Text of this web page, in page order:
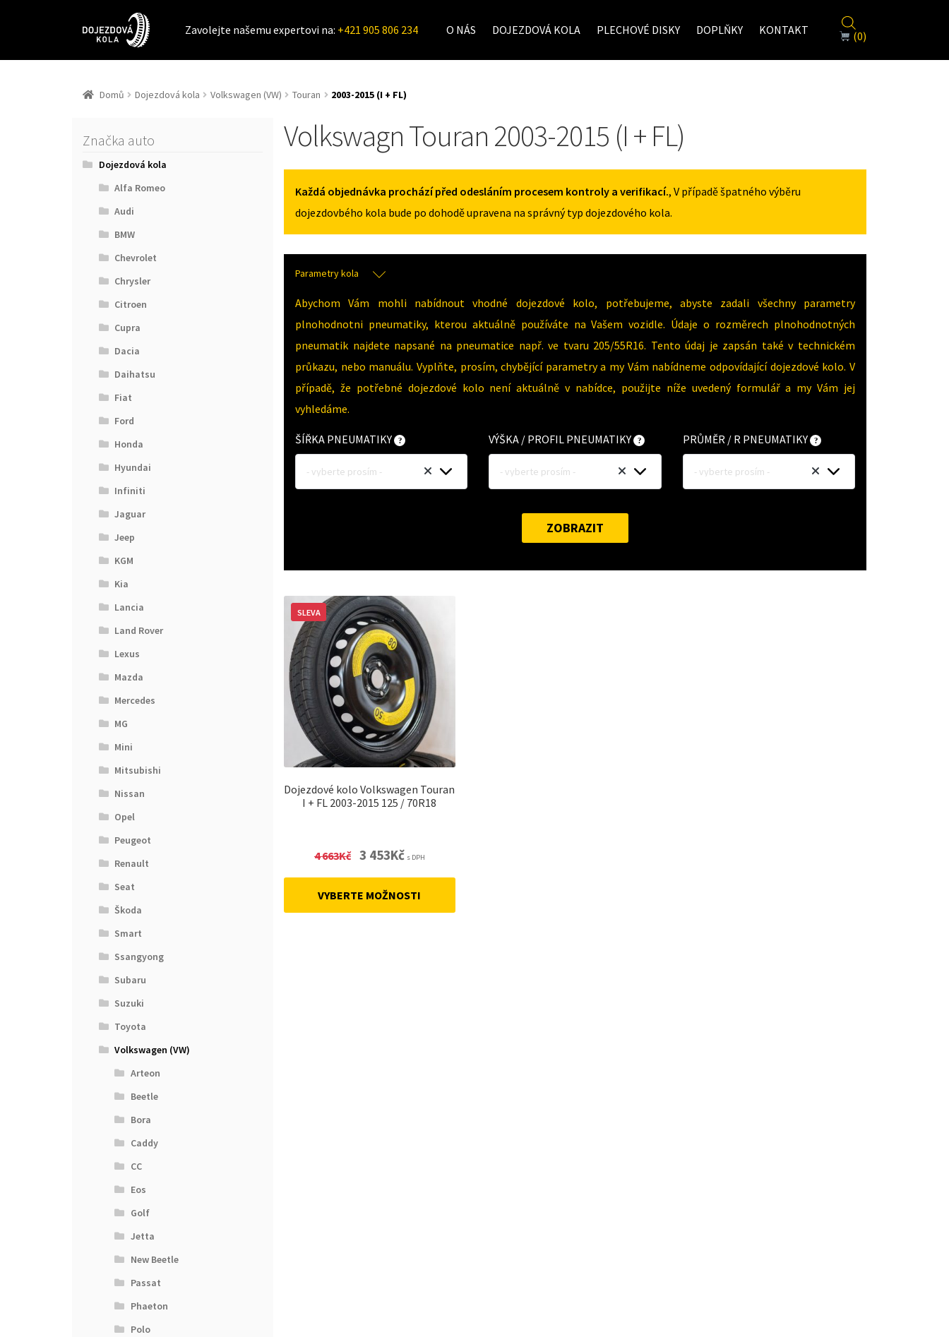
Zavolejte našemu expertovi na: +421 905 806 234 O NÁS DOJEZDOVÁ KOLA PLECHOVÉ DISKY DOPLŇKY KONTAKT (0)
Domů Dojezdová kola Volkswagen (VW) Touran 2003-2015 (I + FL)
Značka auto
Dojezdová kola
Alfa Romeo
Audi
BMW
Chevrolet
Chrysler
Citroen
Cupra
Dacia
Daihatsu
Fiat
Ford
Honda
Hyundai
Infiniti
Jaguar
Jeep
KGM
Kia
Lancia
Land Rover
Lexus
Mazda
Mercedes
MG
Mini
Mitsubishi
Nissan
Opel
Peugeot
Renault
Seat
Škoda
Smart
Ssangyong
Subaru
Suzuki
Toyota
Volkswagen (VW)
Arteon
Beetle
Bora
Caddy
CC
Eos
Golf
Jetta
New Beetle
Passat
Phaeton
Polo
Volkswagn Touran 2003-2015 (I + FL)
Každá objednávka prochází před odesláním procesem kontroly a verifikací., V případě špatného výběru
dojezdovbého kola bude po dohodě upravena na správný typ dojezdového kola.
Parametry kola
Abychom Vám mohli nabídnout vhodné dojezdové kolo, potřebujeme, abyste zadali všechny parametry
plnohodnotni pneumatiky, kterou aktuálně používáte na Vašem vozidle. Údaje o rozměrech plnohodnotných
pneumatik najdete napsané na pneumatice např. ve tvaru 205/55R16. Tento údaj je zapsán také v technickém
průkazu, nebo manuálu. Vyplňte, prosím, chybějící parametry a my Vám nabídneme odpovídající dojezdové kolo. V
případě, že potřebné dojezdové kolo není aktuálně v nabídce, použijte níže uvedený formulář a my Vám jej
vyhledáme.
ŠÍŘKA PNEUMATIKY
- vyberte prosím -
VÝŠKA / PROFIL PNEUMATIKY
- vyberte prosím -
PRŮMĚR / R PNEUMATIKY
- vyberte prosím -
ZOBRAZIT
Dojezdové kolo Volkswagen Touran
I + FL 2003-2015 125 / 70R18
SLEVA
4 663Kč
Original
4
663Kč.
3 453KčCurrent
3
453Kč.
s DPH
VYBERTE MOŽNOSTI